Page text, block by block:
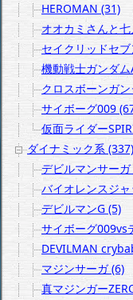
HEROMAN (31)
オオカミさんと
セイクリッドセ
機動戦士ガンダム
クロスボーンガ
サイボーグ009
仮面ライダー
ダイナミック系 (337)
デビルマンサー
バイオレンスジ
デビルマンG (5)
サイボーグ009vs
DEVILMAN
マジンサーガ (6)
真マジンガー